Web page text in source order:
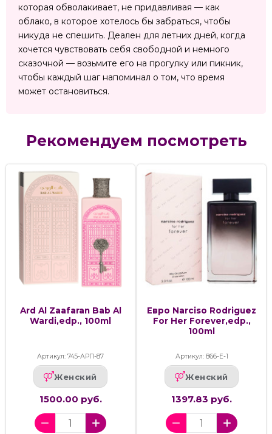
которая обволакивает, не придавливая — как
облако, в которое хотелось бы забраться, чтобы
никуда не спешить. Деален для летних дней, когда
хочется чувствовать себя свободной и немного
сказочной — возьмите его на прогулку или пикник,
чтобы каждый шаг напоминал о том, что время
может остановиться.
Рекомендуем посмотреть
Ard Al Zaafaran Bab Al
Wardi,edp., 100ml
Артикул: 745-АРП-87
Женский
1500.00 руб.
Евро Narciso Rodriguez
For Her Forever,edp.,
100ml
Артикул: 866-Е-1
Женский
1397.83 руб.